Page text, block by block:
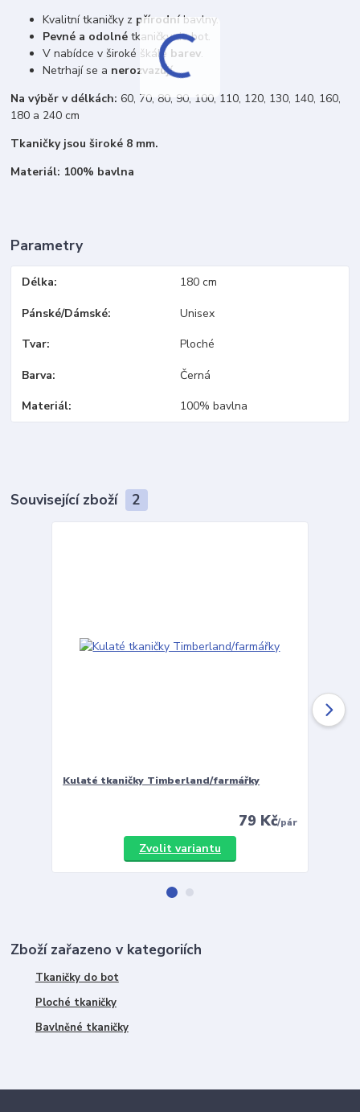
Kvalitní tkaničky z přírodníbavlny.
Pevné a odolnétkaničky do bot.
V nabídce v široké škále barev.
Netrhají se a nerozvazují.
Na výběr v délkách: 60, 70, 80, 90, 100, 110, 120, 130, 140, 160,
180 a 240 cm
Tkaničky jsou široké 8 mm.
Materiál: 100% bavlna
Parametry
Délka 180 cm
Pánské/Dámské Unisex
Tvar Ploché
Barva Černá
Materiál 100% bavlna
Související zboží 2
Kulaté tkaničky Timberland/farmářky
79 Kč/pár
Zvolit variantu
Zboží zařazeno v kategoriích
Tkaničky do bot
Ploché tkaničky
Bavlněné tkaničky